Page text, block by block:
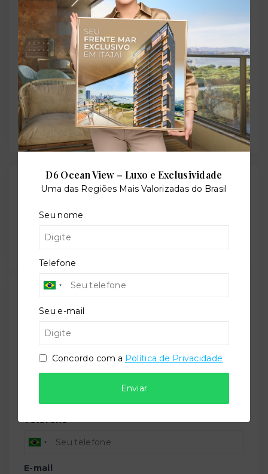
Pessoa/PB - 58035-030
+
−
Leaflet
Gostou do imóvel?
com alguém no WhatsApp:
Compartilhar
CRECI -
(47) 9 9147-9687
Nome
Telefone
E-mail
D6 Ocean View – Luxo e Exclusividade
Uma das Regiões Mais Valorizadas do Brasil
Seu nome
Telefone
Seu e-mail
Concordo com a Política de Privacidade
Enviar